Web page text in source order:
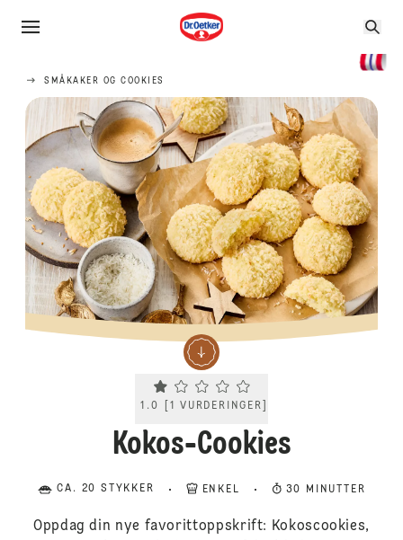
SMÅKAKER OG COOKIES
Current rating 1.0. Click to rate.
1.0 1 VURDERINGER
Kokos-Cookies
CA. 20 STYKKER ENKEL 30 MINUTTER
Oppdag din nye favorittoppskrift: Kokoscookies,